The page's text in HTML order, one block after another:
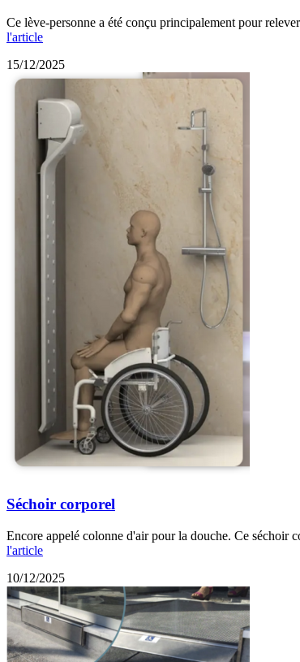
Ce lève-personne a été conçu principalement pour
l'article
15/12/2025
Séchoir corporel
Encore appelé colonne d'air pour la douche. Ce séchoir
l'article
10/12/2025